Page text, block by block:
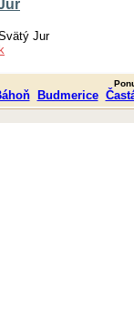
Jur
Budmerice